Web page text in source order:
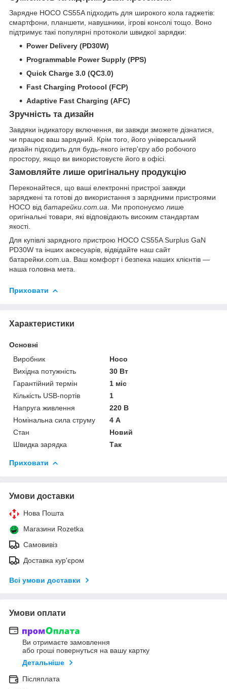
Зарядне HOCO CS55A підходить для широкого кола гаджетів:
смартфони, планшети, навушники, ігрові консолі тощо. Воно
підтримує такі популярні протоколи швидкої зарядки:
Power Delivery (PD30W)
Programmable Power Supply (PPS)
Quick Charge 3.0 (QC3.0)
Fast Charging Protocol (FCP)
Adaptive Fast Charging (AFC)
Зручність та дизайн
Завдяки індикатору включення, ви завжди зможете дізнатися,
чи працює ваш зарядний. Крім того, його універсальний
дизайн підходить для будь-якого інтер'єру або робочого
простору, якщо ви використовуєте його в офісі.
Замовляйте лише оригінальну продукцію
Переконайтеся, що ваші електронні пристрої завжди
заряджені та готові до використання з зарядними пристроями
HOCO від батарейки.com.ua . Ми пропонуємо лише
оригінальні товари, які відповідають високим стандартам
якості.
Для купівлі зарядного пристрою HOCO CS55A Surplus GaN
PD30W та інших аксесуарів, відвідайте наш сайт
батарейки.com.ua . Ваш комфорт і безпека наших клієнтів —
наша головна мета.
Приховати
Характеристики
Основні
Виробник
Hoco
Вихідна потужність
30 Вт
Гарантійний термін
1 міс
Кількість USB-портів
1
Напруга живлення
220 В
Номінальна сила струму
4 А
Стан
Новий
Швидка зарядка
Так
Приховати
Умови доставки
Нова Пошта
Магазини Rozetka
Самовивіз
Доставка кур'єром
Всі умови доставки
Умови оплати
Ви отримаєте замовлення
або гроші повернуться на вашу картку
Детальніше
Післяплата